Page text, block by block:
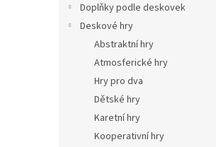
Doplňky podle deskovek
Deskové hry
Abstraktní hry
Atmosferické hry
Hry pro dva
Dětské hry
Karetní hry
Kooperativní hry